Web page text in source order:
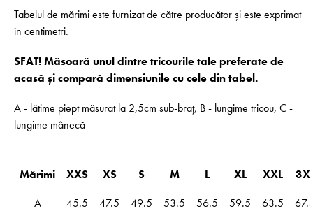
Tabelul de mărimi este furnizat de către producător și este exprimat
în centimetri.
SFAT! Măsoară unul dintre tricourile tale preferate de
acasă și compară dimensiunile cu cele din tabel.
A - lătime piept măsurat la 2,5cm sub-braț, B - lungime tricou, C -
lungime mânecă
Mărimi XXS XS S M L XL XXL
A
45.5 47.5 49.5 53.5 56.5 59.5 63.5